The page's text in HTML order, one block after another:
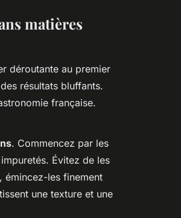
matières
déroutante au premier
résultats bluffants.
française.
. Commencez par les
Évitez de les
émincez-les finement
une texture et une